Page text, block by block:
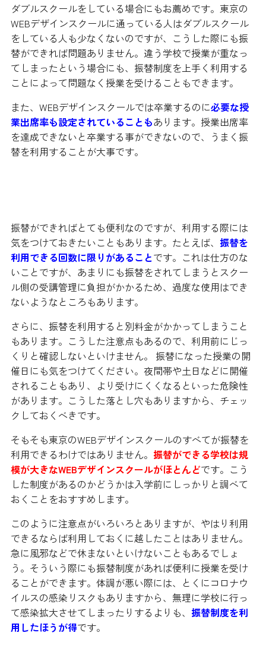
ダブルスクールをしている場合にもお薦めです。東京の
WEBデザインスクールに通っている人はダブルスクール
をしている人も少なくないのですが、こうした際にも振
替ができれば問題ありません。違う学校で授業が重なっ
てしまったという場合にも、振替制度を上手く利用する
ことによって問題なく授業を受けることもできます。
また、WEBデザインスクールでは卒業するのに必要な授
業出席率も設定されていることもあります。授業出席率
を達成できないと卒業する事ができないので、うまく振
替を利用することが大事です。
振替ができればとても便利なのですが、利用する際には
気をつけておきたいこともあります。たとえば、 振替を
利用できる回数に限りがあることです。これは仕方のな
いことですが、あまりにも振替をされてしまうとスクー
ル側の受講管理に負担がかかるため、過度な使用はでき
ないようなところもあります。
さらに、振替を利用すると別料金がかかってしまうこと
もあります。こうした注意点もあるので、利用前にじっ
くりと確認しないといけません。 振替になった授業の開
催日にも気をつけてください。夜間帯や土日などに開催
されることもあり、より受けにくくなるといった危険性
があります。こうした落とし穴もありますから、チェッ
クしておくべきです。
そもそも東京のWEBデザインスクールのすべてが振替を
利用できるわけではありません。 振替ができる学校は規
模が大きなWEBデザインスクールがほとんどです。こう
した制度があるのかどうかは入学前にしっかりと調べて
おくことをおすすめします。
このように注意点がいろいろとありますが、やはり利用
できるならば利用しておくに越したことはありません。
急に風邪などで休まないといけないこともあるでしょ
う。そういう際にも振替制度があれば便利に授業を受け
ることができます。体調が悪い際には、とくにコロナウ
イルスの感染リスクもありますから、無理に学校に行っ
て感染拡大させてしまったりするよりも、 振替制度を利
用したほうが得です。